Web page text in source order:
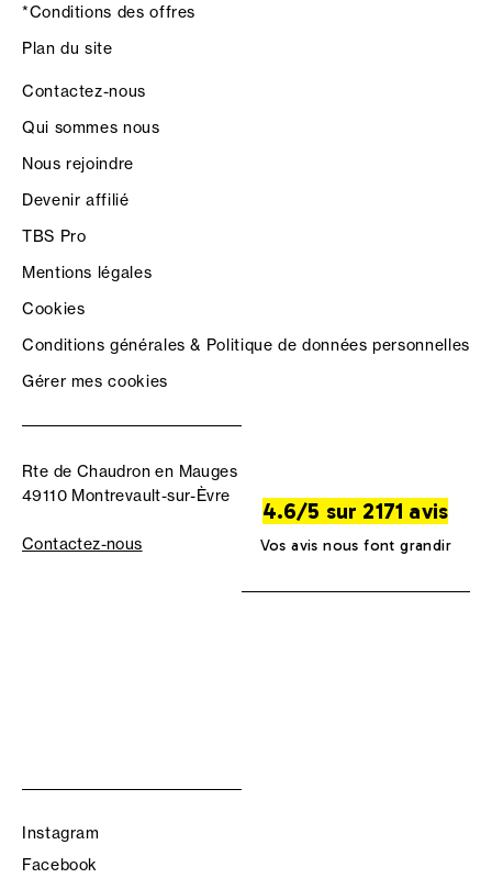
*Conditions des offres
Plan du site
Contactez-nous
Qui sommes nous
Nous rejoindre
Devenir affilié
TBS Pro
Mentions légales
Cookies
Conditions générales & Politique de données personnelles
Gérer mes cookies
Rte de Chaudron en Mauges
49110 Montrevault-sur-Èvre
Contactez-nous
4.6/5 sur 2171 avis
Vos avis nous font grandir
Instagram
Facebook